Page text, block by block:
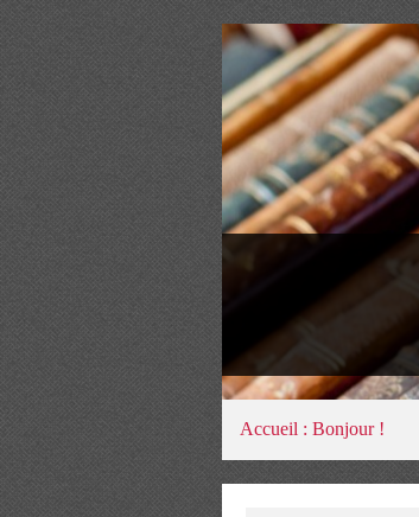
Accueil : Bonjour !